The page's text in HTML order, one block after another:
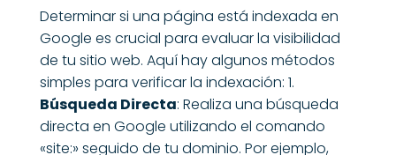
Determinar si una página está indexada en
Google es crucial para evaluar la visibilidad
de tu sitio web. Aquí hay algunos métodos
simples para verificar la indexación: 1.
Búsqueda Directa: Realiza una búsqueda
directa en Google utilizando el comando
«site:» seguido de tu dominio. Por ejemplo,